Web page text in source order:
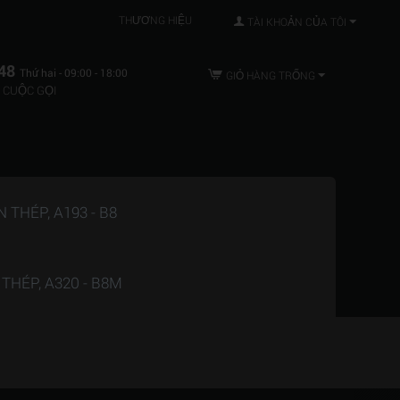
THƯƠNG HIỆU TÀI KHOẢN CỦA TÔI
Thứ hai - 09:00 - 18:00
GỌI
GIỎ HÀNG TRỐNG
THÉP, A193 - B8
A320 - B8M